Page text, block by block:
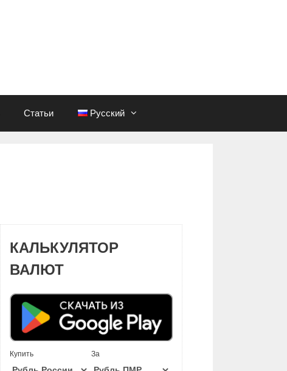
Статьи Русский
КАЛЬКУЛЯТОР
ВАЛЮТ
Купить За